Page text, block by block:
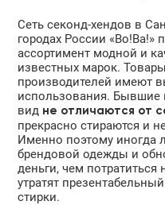
Сеть секонд-хендов в
городах России «Во!Ва!»
ассортимент модной и
известных марок.
производителей имеют
использования. Бывшие
вид не отличаются от
прекрасно стираются и
Именно поэтому иногда
брендовой одежды и
деньги, чем
утратят
стирки.